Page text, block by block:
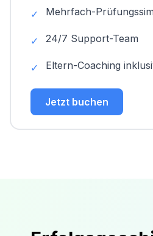
✓ Mehrfach-
✓ 24/7 Support-Team
✓ Eltern-Coaching
Jetzt buchen